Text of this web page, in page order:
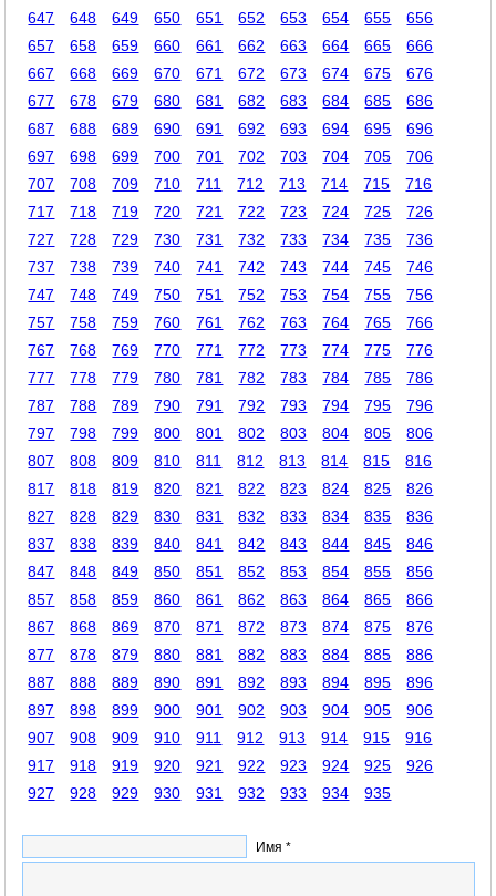
647
648 649 650 651 652 653 654 655
656
657
658 659 660 661 662 663 664 665
666
667
668 669 670 671 672 673 674 675
676
677
678 679 680 681 682 683 684 685
686
687
688 689 690 691 692 693 694 695
696
697
698 699 700 701 702 703 704 705
706
707
708 709 710 711 712 713 714 715
716
717
718 719 720 721 722 723 724 725
726
727
728 729 730 731 732 733 734 735
736
737
738 739 740 741 742 743 744 745
746
747
748 749 750 751 752 753 754 755
756
757
758 759 760 761 762 763 764 765
766
767
768 769 770 771 772 773 774 775
776
777
778 779 780 781 782 783 784 785
786
787
788 789 790 791 792 793 794 795
796
797
798 799 800 801 802 803 804 805
806
807
808 809 810 811 812 813 814 815
816
817
818 819 820 821 822 823 824 825
826
827
828 829 830 831 832 833 834 835
836
837
838 839 840 841 842 843 844 845
846
847
848 849 850 851 852 853 854 855
856
857
858 859 860 861 862 863 864 865
866
867
868 869 870 871 872 873 874 875
876
877
878 879 880 881 882 883 884 885
886
887
888 889 890 891 892 893 894 895
896
897
898 899 900 901 902 903 904 905
906
907
908 909 910 911 912 913 914 915
916
917
918 919 920 921 922 923 924 925
926
927
928 929 930 931 932 933 934 935
Имя *